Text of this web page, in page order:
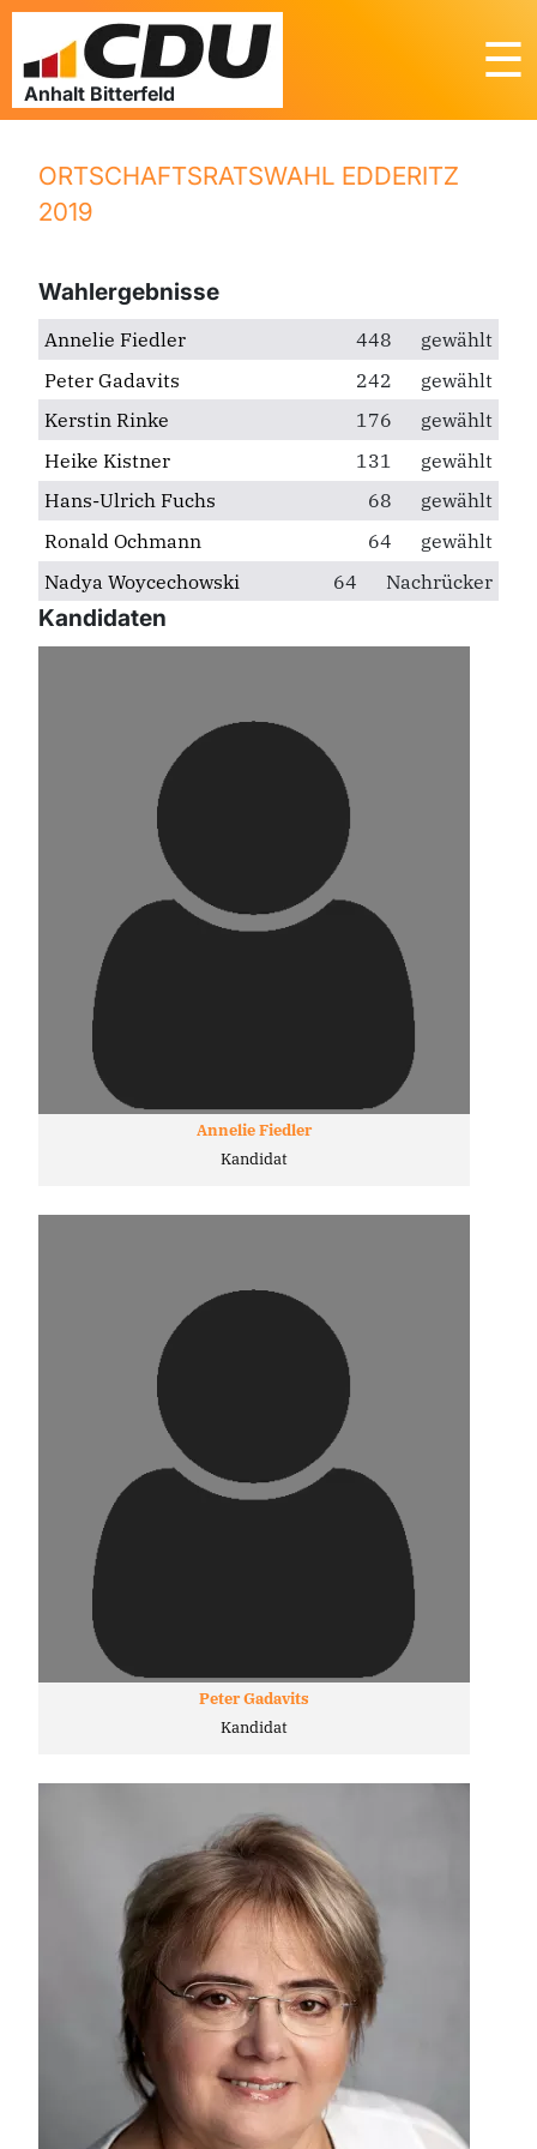
☰
ORTSCHAFTSRATSWAHL EDDERITZ
2019
Wahlergebnisse
Annelie Fiedler 448
gewählt
Peter Gadavits
242
gewählt
Kerstin Rinke
176
gewählt
Heike Kistner
131
gewählt
Hans-Ulrich Fuchs
68
gewählt
Ronald Ochmann
64
gewählt
Nadya Woycechowski
64 Nachrücker
Kandidaten
Annelie Fiedler
Kandidat
Peter Gadavits
Kandidat